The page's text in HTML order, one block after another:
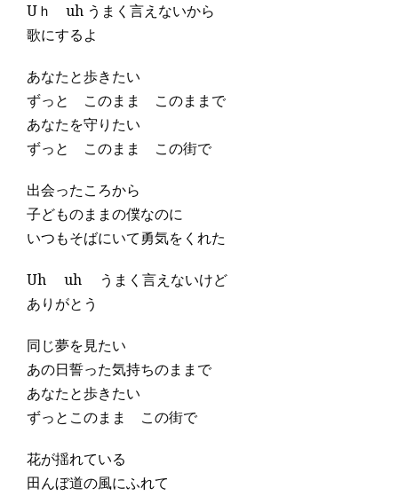
Uｈ uh うまく言えないから
歌にするよ
あなたと歩きたい
ずっと このまま このままで
あなたを守りたい
ずっと このまま この街で
出会ったころから
子どものままの僕なのに
いつもそばにいて勇気をくれた
Uh uh うまく言えないけど
ありがとう
同じ夢を見たい
あの日誓った気持ちのままで
あなたと歩きたい
ずっとこのまま この街で
花が揺れている
田んぼ道の風にふれて